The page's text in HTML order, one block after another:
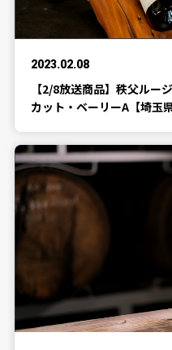
2023.02.08
【2/8放送商品】秩父ルー
カット・ベーリーA【埼玉